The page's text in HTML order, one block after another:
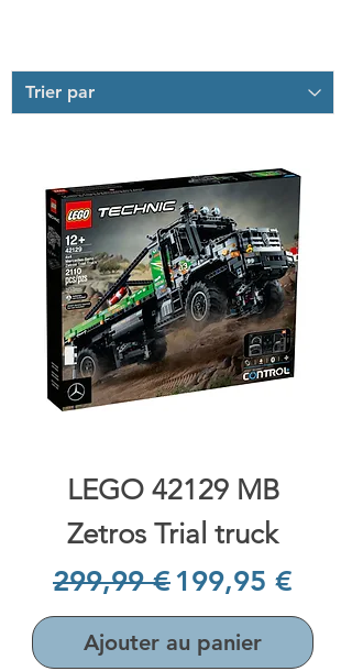
LEGO 42129 MB
Zetros Trial truck
Prix original
299,99 €Prix
199,95 €
Ajouter au panier